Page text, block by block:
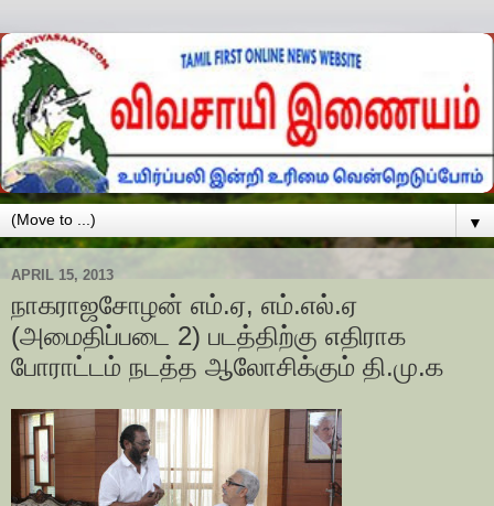
▼
APRIL 15, 2013
நாகராஜசோழன் எம்.ஏ, எம்.எல்.ஏ
(அமைதிப்படை 2) படத்திற்கு எதிராக
போராட்டம் நடத்த ஆலோசிக்கும் தி.மு.க